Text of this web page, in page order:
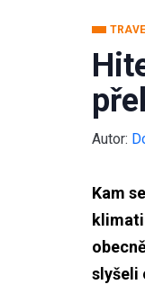
Autor:
Kam
slyšeli